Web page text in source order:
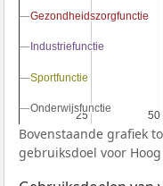
25
25 50
50
Gezondheidszorgfunctie
Gezondheidszorgfunctie
Industriefunctie
Industriefunctie
Sportfunctie
Sportfunctie
Onderwijsfunctie
Onderwijsfunctie
Bovenstaande grafiek
gebruiksdoel voor Hoog